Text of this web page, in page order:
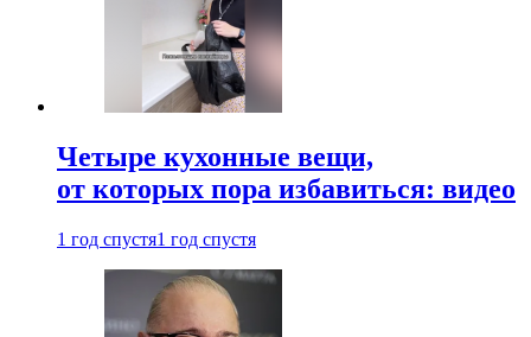
Четыре кухонные вещи,
от которых пора избавиться: видео
1 год спустя1 год спустя